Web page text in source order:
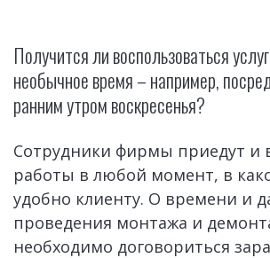
Получится ли воспользоваться
необычное время – например,
ранним утром воскресенья?
Сотрудники фирмы приедут и
работы в любой момент, в
удобно клиенту. О времени и
проведения монтажа и
необходимо договориться